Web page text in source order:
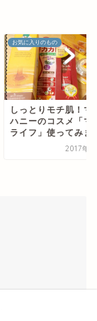
お気に入りのもの
しっとりモチ肌！マ
ハニーのコスメ「マ
ライフ」使ってみま
2017年8